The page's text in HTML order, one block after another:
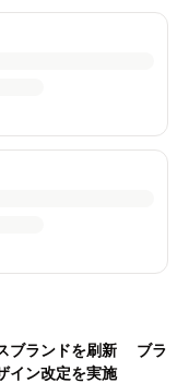
ブランドを刷新 ブラ
イン改定を実施